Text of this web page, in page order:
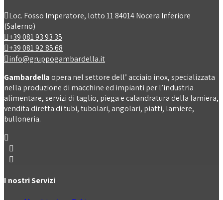
Loc. Fosso Imperatore, lotto 11 84014 Nocera Inferiore
(Salerno)
+39 081 93 93 35
+39 081 92 85 68
info@gruppogambardella.it
Gambardellaopera nel settore dell’ acciaio inox, specializzata
nella produzione di macchine ed impianti per l’industria
alimentare, servizi di taglio, piega e calandratura della lamiera,
vendita diretta di tubi, tubolari, angolari, piatti, lamiere,
bulloneria.
I nostri Servizi